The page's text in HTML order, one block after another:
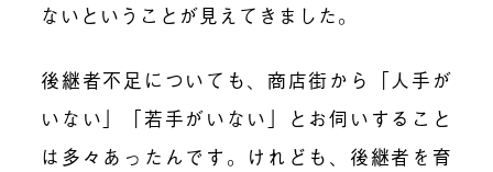
ないということが見えてきました。
後継者不足についても、商店街から「人手が
いない」「若手がいない」とお伺いすること
は多々あったんです。けれども、後継者を育